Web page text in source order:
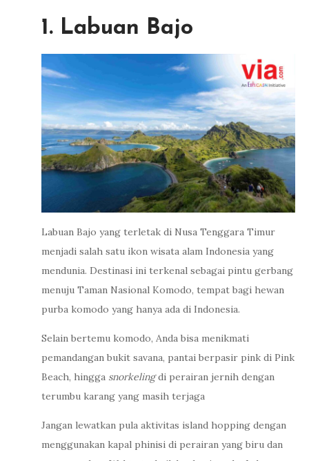
1. Labuan Bajo
Labuan Bajo yang terletak di Nusa Tenggara Timur
menjadi salah satu ikon wisata alam Indonesia yang
mendunia. Destinasi ini terkenal sebagai pintu gerbang
menuju Taman Nasional Komodo, tempat bagi hewan
purba komodo yang hanya ada di Indonesia.
Selain bertemu komodo, Anda bisa menikmati
pemandangan bukit savana, pantai berpasir pink di Pink
Beach, hingga snorkelingdi perairan jernih dengan
terumbu karang yang masih terjaga
Jangan lewatkan pula aktivitas island hopping dengan
menggunakan kapal phinisi di perairan yang biru dan